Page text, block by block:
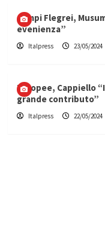
Campi Flegrei,
evenienza”
Italpress 23/05/2024
Europee, Cappiello
grande contributo”
Italpress 22/05/2024